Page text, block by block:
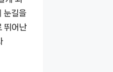
눈길을
뛰어난